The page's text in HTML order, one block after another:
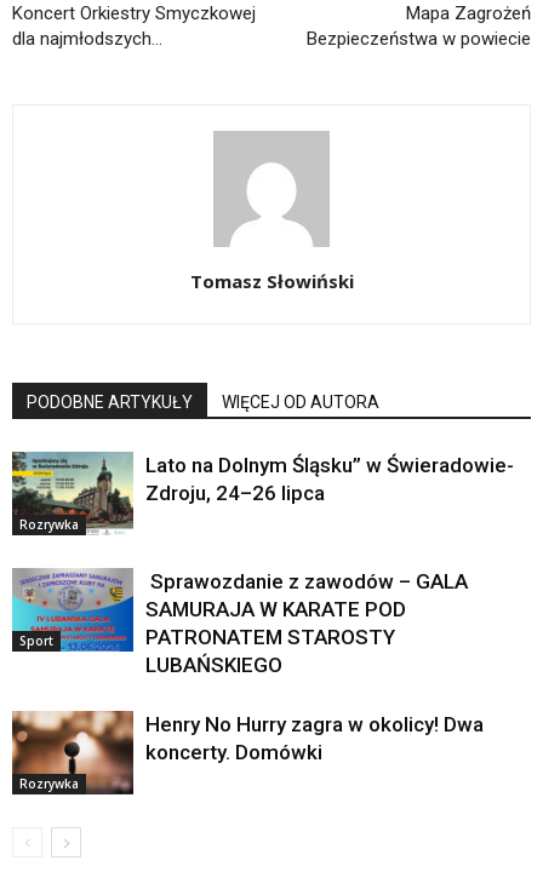
Koncert Orkiestry Smyczkowej
dla najmłodszych…
Mapa Zagrożeń
Bezpieczeństwa w powiecie
Tomasz Słowiński
PODOBNE ARTYKUŁY WIĘCEJ OD AUTORA
Rozrywka
Lato na Dolnym Śląsku” w Świeradowie-
Zdroju, 24–26 lipca
Sport
Sprawozdanie z zawodów – GALA
SAMURAJA W KARATE POD
PATRONATEM STAROSTY
LUBAŃSKIEGO
Rozrywka
Henry No Hurry zagra w okolicy! Dwa
koncerty. Domówki